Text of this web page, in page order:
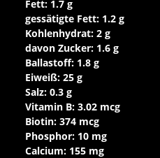
Fett: 1.7 g
gessätigte Fett: 1.2 g
Kohlenhydrat: 2 g
davon Zucker: 1.6 g
Ballastoff: 1.8 g
Eiweiß: 25 g
Salz: 0.3 g
Vitamin B: 3.02 mcg
Biotin: 374 mcg
Phosphor: 10 mg
Calcium: 155 mg